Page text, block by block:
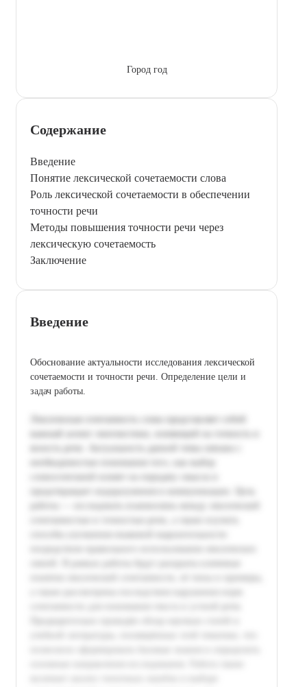
Город год
Содержание
Введение
Понятие лексической сочетаемости слова
Роль лексической сочетаемости в обеспечении
точности речи
Методы повышения точности речи через
лексическую сочетаемость
Заключение
Введение
Обоснование актуальности исследования лексической
сочетаемости и точности речи. Определение цели и
задач работы.